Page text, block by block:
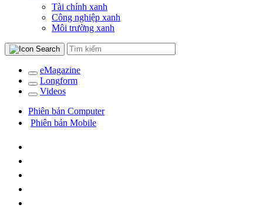
Tài chính xanh
Công nghiệp xanh
Môi trường xanh
eMagazine
Longform
Videos
Phiên bản Computer
Phiên bản Mobile